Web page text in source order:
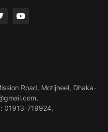
Road, Motijheel, Dhaka-
01913-719924,